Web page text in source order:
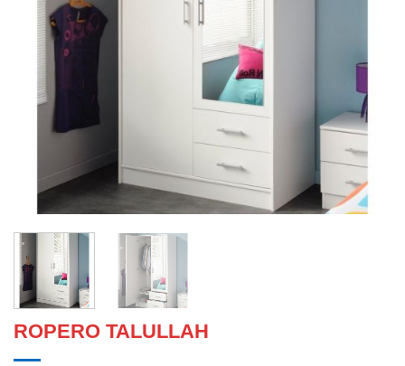
ROPERO TALULLAH